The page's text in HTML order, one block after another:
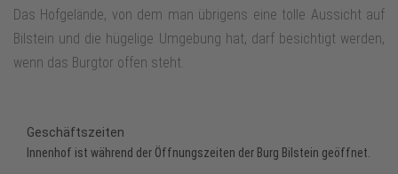
Das Hofgelände, von dem man übrigens eine tolle Aussicht auf
Bilstein und die hügelige Umgebung hat, darf besichtigt werden,
wenn das Burgtor offen steht.
Geschäftszeiten
Innenhof ist während der Öffnungszeiten der Burg Bilstein geöffnet.